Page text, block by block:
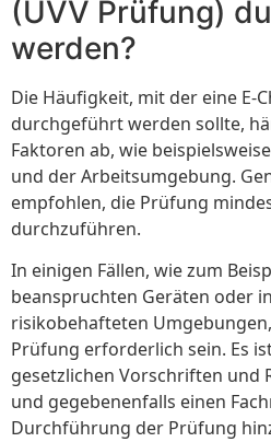
(UVV Prüfung)
werden?
Die Häufigkeit, mit der eine E-
durchgeführt werden sollte,
Faktoren ab, wie
und der Arbeitsumgebung.
empfohlen, die Prüfung
durchzuführen.
In einigen Fällen, wie zum
beanspruchten Geräten oder
risikobehafteten
Prüfung erforderlich sein. Es
gesetzlichen Vorschriften und
und gegebenenfalls einen
Durchführung der Prüfung